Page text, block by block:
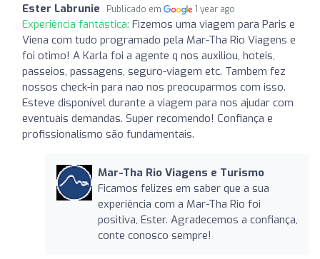
Ester Labrunie Publicado em 1 year ago
Experiência fantástica: Fizemos uma viagem para Paris e
Viena com tudo programado pela Mar-Tha Rio Viagens e
foi otimo! A Karla foi a agente q nos auxiliou, hoteis,
passeios, passagens, seguro-viagem etc. Tambem fez
nossos check-in para nao nos preocuparmos com isso.
Esteve disponível durante a viagem para nos ajudar com
eventuais demandas. Super recomendo! Confiança e
profissionalismo são fundamentais.
Mar-Tha Rio Viagens e Turismo
Ficamos felizes em saber que a sua
experiência com a Mar-Tha Rio foi
positiva, Ester. Agradecemos a confiança,
conte conosco sempre!